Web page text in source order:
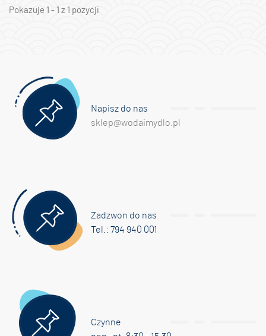
Pokazuje 1 - 1 z 1 pozycji
Napisz do nas
sklep@wodaimydlo.pl
Zadzwon do nas
Tel.: 794 940 001
Czynne